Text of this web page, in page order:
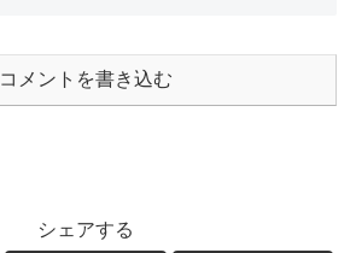
コメントを書き込む
シェアする